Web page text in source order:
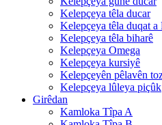
Kelepçeya têla ducar
Kelepçeya têla duqat a
Kelepçeya têla biharê
Kelepçeya Omega
Kelepçeya kursiyê
Kelepçeyên pêlavên
Kelepçeya lûleya piçûk
Girêdan
Kamloka Tîpa A